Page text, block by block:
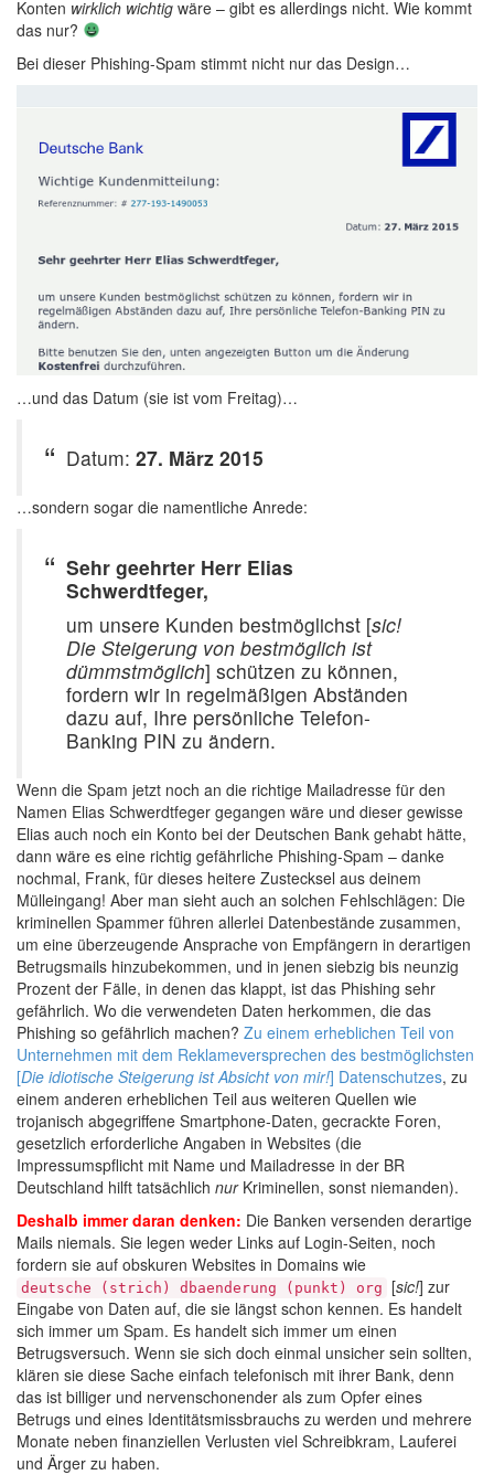
Konten wirklich wichtig wäre – gibt es allerdings nicht. Wie kommt
das nur?
Bei dieser Phishing-Spam stimmt nicht nur das Design…
…und das Datum (sie ist vom Freitag)…
Datum: 27. März 2015
…sondern sogar die namentliche Anrede:
Sehr geehrter Herr Elias
Schwerdtfeger,
um unsere Kunden bestmöglichst [sic!
Die Steigerung von bestmöglich ist
dümmstmöglich] schützen zu können,
fordern wir in regelmäßigen Abständen
dazu auf, Ihre persönliche Telefon-
Banking PIN zu ändern.
Wenn die Spam jetzt noch an die richtige Mailadresse für den
Namen Elias Schwerdtfeger gegangen wäre und dieser gewisse
Elias auch noch ein Konto bei der Deutschen Bank gehabt hätte,
dann wäre es eine richtig gefährliche Phishing-Spam – danke
nochmal, Frank, für dieses heitere Zustecksel aus deinem
Mülleingang! Aber man sieht auch an solchen Fehlschlägen: Die
kriminellen Spammer führen allerlei Datenbestände zusammen,
um eine überzeugende Ansprache von Empfängern in derartigen
Betrugsmails hinzubekommen, und in jenen siebzig bis neunzig
Prozent der Fälle, in denen das klappt, ist das Phishing sehr
gefährlich. Wo die verwendeten Daten herkommen, die das
Phishing so gefährlich machen? Zu einem erheblichen Teil von
Unternehmen mit dem Reklameversprechen des bestmöglichsten
[Die idiotische Steigerung ist Absicht von mir!] Datenschutzes, zu
einem anderen erheblichen Teil aus weiteren Quellen wie
trojanisch abgegriffene Smartphone-Daten, gecrackte Foren,
gesetzlich erforderliche Angaben in Websites (die
Impressumspflicht mit Name und Mailadresse in der BR
Deutschland hilft tatsächlich nurKriminellen, sonst niemanden).
Deshalb immer daran denken: Die Banken versenden derartige
Mails niemals. Sie legen weder Links auf Login-Seiten, noch
fordern sie auf obskuren Websites in Domains wie
deutsche (strich) dbaenderung (punkt) org [sic!] zur
Eingabe von Daten auf, die sie längst schon kennen. Es handelt
sich immer um Spam. Es handelt sich immer um einen
Betrugsversuch. Wenn sie sich doch einmal unsicher sein sollten,
klären sie diese Sache einfach telefonisch mit ihrer Bank, denn
das ist billiger und nervenschonender als zum Opfer eines
Betrugs und eines Identitätsmissbrauchs zu werden und mehrere
Monate neben finanziellen Verlusten viel Schreibkram, Lauferei
und Ärger zu haben.